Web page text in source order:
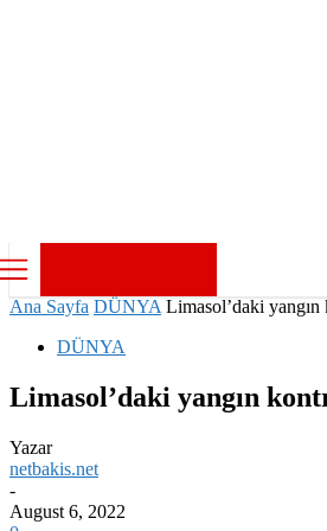
Ana Sayfa DÜNYA Limasol’daki yangın
DÜNYA
Limasol’daki yangın
Yazar
netbakis.net
-
August 6, 2022